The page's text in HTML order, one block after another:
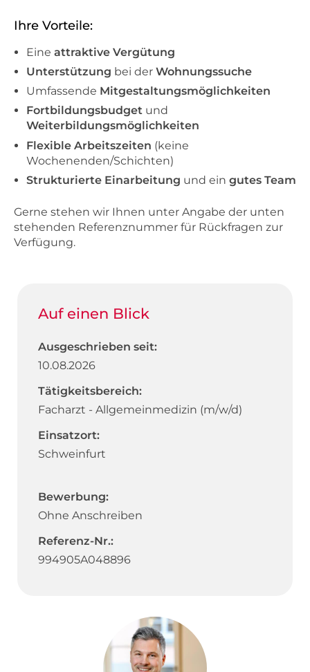
Ihre Vorteile:
Eine attraktive Vergütung
Unterstützung bei der Wohnungssuche
Umfassende Mitgestaltungsmöglichkeiten
Fortbildungsbudget und
Weiterbildungsmöglichkeiten
Flexible Arbeitszeiten (keine
Wochenenden/Schichten)
Strukturierte Einarbeitung und ein gutes Team
Gerne stehen wir Ihnen unter Angabe der unten
stehenden Referenznummer für Rückfragen zur
Verfügung.
Auf einen Blick
Ausgeschrieben seit:
10.08.2026
Tätigkeitsbereich:
Facharzt - Allgemeinmedizin (m/w/d)
Einsatzort:
Schweinfurt
Bewerbung:
Ohne Anschreiben
Referenz-Nr.:
994905A048896